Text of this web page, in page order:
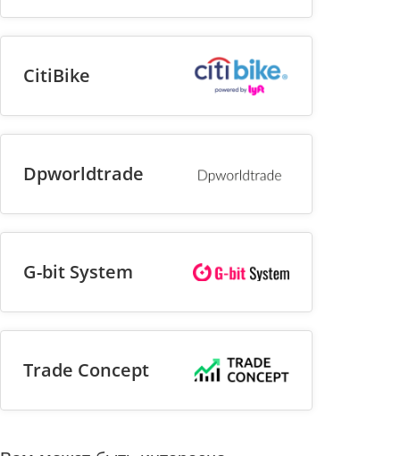
CitiBike
Dpworldtrade
G-bit System
Trade Concept